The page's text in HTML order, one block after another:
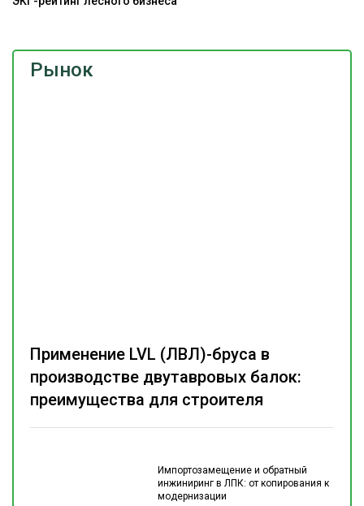
Рынок
Импортозамещение и обратный
инжиниринг в ЛПК: от копирования к
модернизации
Применение LVL (ЛВЛ)-бруса в
производстве двутавровых балок:
преимущества для строителя